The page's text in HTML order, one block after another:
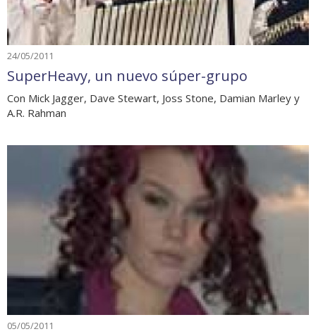
24/05/2011
SuperHeavy, un nuevo súper-grupo
Con Mick Jagger, Dave Stewart, Joss Stone, Damian Marley y
A.R. Rahman
05/05/2011